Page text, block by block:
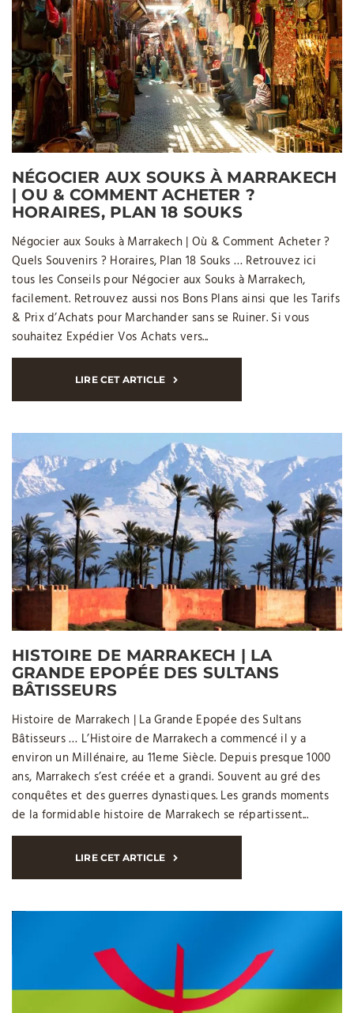
NÉGOCIER AUX SOUKS À MARRAKECH
| OU & COMMENT ACHETER ?
HORAIRES, PLAN 18 SOUKS
Négocier aux Souks à Marrakech | Où & Comment Acheter ?
Quels Souvenirs ? Horaires, Plan 18 Souks … Retrouvez ici
tous les Conseils pour Négocier aux Souks à Marrakech,
facilement. Retrouvez aussi nos Bons Plans ainsi que les Tarifs
& Prix d’Achats pour Marchander sans se Ruiner. Si vous
souhaitez Expédier Vos Achats vers...
LIRE CET ARTICLE
HISTOIRE DE MARRAKECH | LA
GRANDE EPOPÉE DES SULTANS
BÂTISSEURS
Histoire de Marrakech­ | La Grande Epopée des Sultans
Bâtisseurs … L’Histoire de Marrakech a commencé il y a
environ un Millénaire, au 11eme Siècle. Depuis presque 1000
ans, Marrakech s’est créée et a grandi. Souvent au gré des
conquêtes et des guerres dynastiques. Les grands moments
de la formidable histoire de Marrakech se répartissent...
LIRE CET ARTICLE